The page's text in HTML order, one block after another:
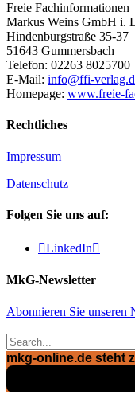
Freie Fachinformationen
Markus Weins GmbH i.
Hindenburgstraße 35-37
51643 Gummersbach
Telefon: 02263 8025700
E-Mail: info@ffi-
Homepage: www.freie-
Rechtliches
Impressum
Datenschutz
Folgen Sie uns auf:
LinkedIn
MkG-Newsletter
Abonnieren Sie unseren
mkg-online.de steht